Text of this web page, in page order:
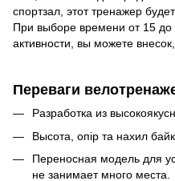
спортзал, этот тренажер
При выборе времени от 15 до
активности, вы можете
Переваги
Разработка из
Высота, опір та нахил
Переносная модель для
не занимает много места.